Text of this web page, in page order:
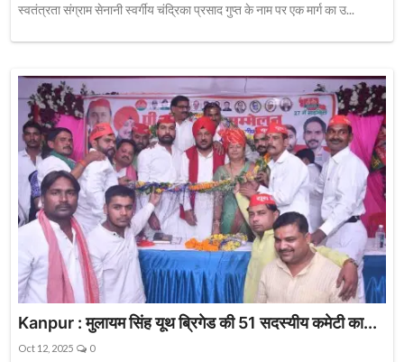
स्वतंत्रता संग्राम सेनानी स्वर्गीय चंद्रिका प्रसाद गुप्त के नाम पर एक मार्ग का उ...
Kanpur : मुलायम सिंह यूथ ब्रिगेड की 51 सदस्यीय कमेटी का...
Oct 12, 2025 0